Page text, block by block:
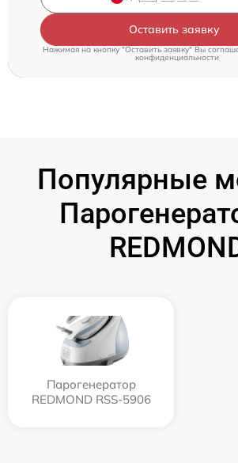
Оставить заявку
Нажимая на кнопку "Оставить заявку" Вы
конфиденциальности
Популярные
Парогенератор
REDMOND RSS-5906